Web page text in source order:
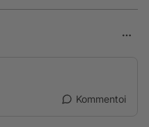
Kommentoi